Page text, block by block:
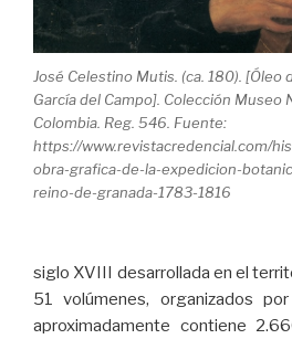
José Celestino Mutis. (ca. 180). [Óleo
García del Campo]. Colección Museo
Colombia. Reg. 546. Fuente:
https://www.revistacredencial.com/
obra-grafica-de-la-expedicion-
reino-de-granada-1783-1816
siglo XVIII desarrollada en el
51 volúmenes, organizados
aproximadamente contiene